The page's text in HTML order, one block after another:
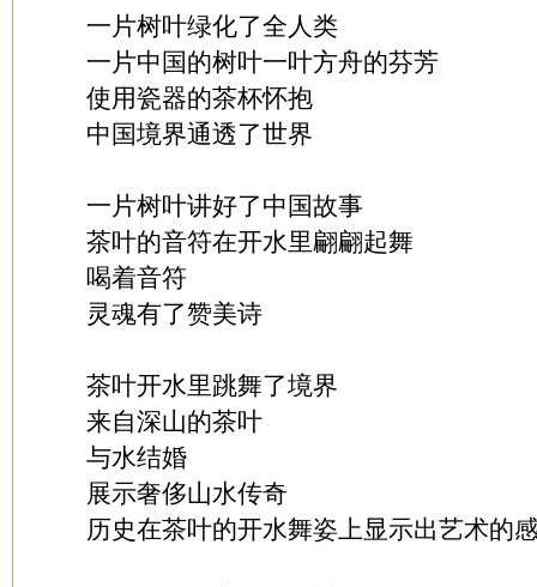
一片树叶绿化了全人类
一片中国的树叶一叶方舟的芬芳
使用瓷器的茶杯怀抱
中国境界通透了世界
一片树叶讲好了中国故事
茶叶的音符在开水里翩翩起舞
喝着音符
灵魂有了赞美诗
茶叶开水里跳舞了境界
来自深山的茶叶
与水结婚
展示奢侈山水传奇
历史在茶叶的开水舞姿上显示出艺术的